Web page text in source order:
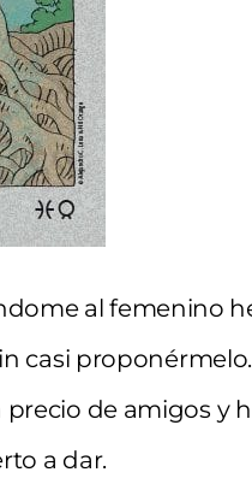
al femenino
casi proponérmelo.
de amigos y
a dar.